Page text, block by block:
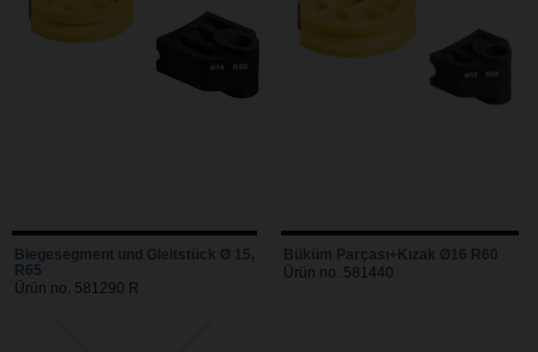
Biegesegment und Gleitstück Ø 15,
R65
Ürün no. 581290 R
Büküm Parçası+Kızak Ø16 R60
Ürün no. 581440